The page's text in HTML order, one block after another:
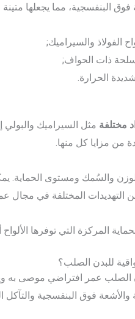
فوق البنفسجية، مما يجعلها
الفولاذ والسيراميك;
ذات الحواف;
الحرارة.
مختلفة مثل السيراميك والبولي
الوزن والسُمك ومستوى الحماية.
التهديدات المختلفة في مجال
المركزة التي توفرها الألواح
للبدن الصلب؟
الصلب عمر افتراضي موصى به
والأشعة فوق البنفسجية والتآكل